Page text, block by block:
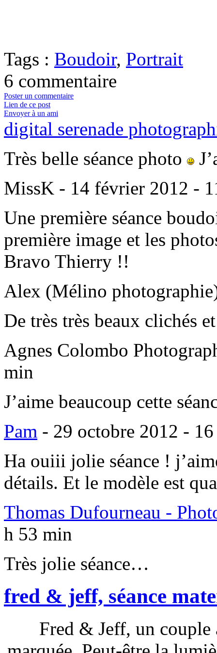
Tags : Boudoir, Portrait
6 commentaire
Poster un commentaire
Lien de ce post
Envoyer à un ami
digital serenade
Très belle séance photo
MissK - 14 février 2012 -
Une première séance
première image et les
Bravo Thierry !!
Alex (Mélino
De très très beaux clichés
Agnes Colombo
min
J’aime beaucoup cette
Pam - 29 octobre 2012 -
Ha ouiii jolie séance !
détails. Et le modèle est
Thomas Dufourneau -
h 53 min
Très jolie séance…
fred & jeff, séance
Fred & Jeff, un couple